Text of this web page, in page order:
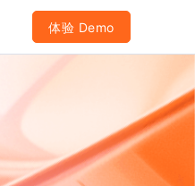
体验 Demo